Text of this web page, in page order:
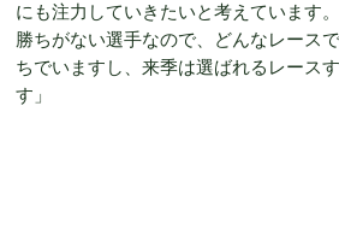
にも注力していきたいと考えています
勝ちがない選手なので、どんなレース
ちでいますし、来季は選ばれるレース
す」